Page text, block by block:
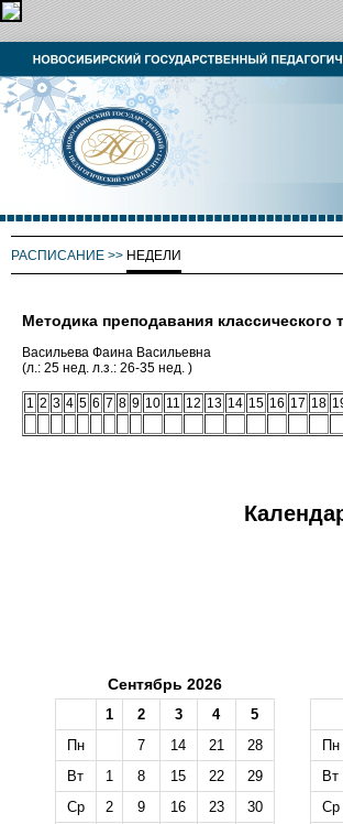
РАСПИСАНИЕ >> НЕДЕЛИ
Методика преподавания классического
Васильева Фаина Васильевна
(л.: 25 нед. л.з.: 26-35 нед. )
1 2 3 4 5 6 7 8 9 10 11 12 13 14 15 16 17 18
Сентябрь 2026
1 2 3 4
5
Пн
7 14 21
28
Вт
1 8 15 22
29
Ср
2 9 16 23
30
Пн
Вт
Ср